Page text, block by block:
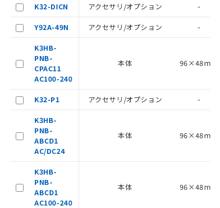
K32-DICN アクセサリ/オプション -
Y92A-49N アクセサリ/オプション -
K3HB-
PNB-
CPAC11
AC100-240
本体 96×48mm
K32-P1 アクセサリ/オプション -
K3HB-
PNB-
ABCD1
AC/DC24
本体 96×48mm
K3HB-
PNB-
ABCD1
AC100-240
本体 96×48mm